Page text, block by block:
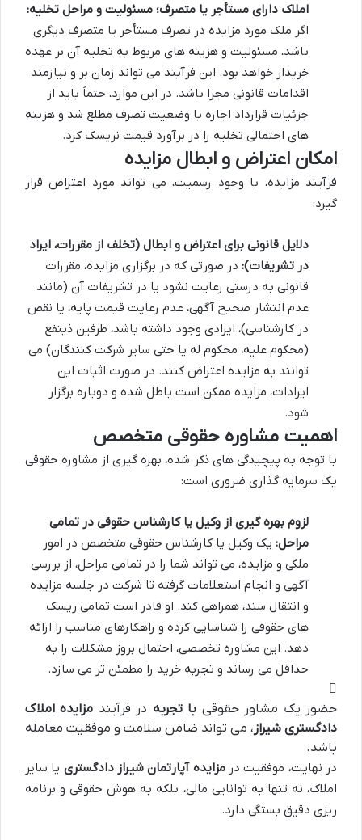
املاک دارای مستأجر یا متصرف؛ مسئولیت و مراحل تخلیه:
اگر ملک مورد مزایده در تصرف مستأجر یا متصرف دیگری
باشد، مسئولیت و هزینه های مربوط به تخلیه آن بر عهده
خریدار خواهد بود. این فرآیند می تواند زمان بر و نیازمند
اقدامات قانونی مجزا باشد. در این موارد، حتماً باید از
جزئیات قرارداد اجاره یا وضعیت تصرف مطلع شد و هزینه
های احتمالی تخلیه را در برآورد قیمت نریسک کرد.
امکان اعتراض و ابطال مزایده
فرآیند مزایده، با وجود رسمیت، می تواند مورد اعتراض قرار
گیرد:
دلایل قانونی برای اعتراض و ابطال (تخلف از مقررات، ایراد
در تشریفات): در صورتی که در برگزاری مزایده، مقررات
قانونی به درستی رعایت نشود یا در تشریفات آن (مانند
عدم انتشار صحیح آگهی، عدم رعایت قیمت پایه، یا نقص
در کارشناسی)، ایرادی وجود داشته باشد، طرفین ذینفع
(محکوم علیه، محکوم له یا حتی سایر شرکت کنندگان) می
توانند به مزایده اعتراض کنند. در صورت اثبات این
ایرادات، مزایده ممکن است باطل شده و دوباره برگزار
شود.
اهمیت مشاوره حقوقی متخصص
با توجه به پیچیدگی های ذکر شده، بهره گیری از مشاوره حقوقی
یک سرمایه گذاری ضروری است:
لزوم بهره گیری از وکیل یا کارشناس حقوقی در تمامی
مراحل: یک وکیل یا کارشناس حقوقی متخصص در امور
ملکی و مزایده، می تواند شما را در تمامی مراحل، از بررسی
آگهی و انجام استعلامات گرفته تا شرکت در جلسه مزایده
و انتقال سند، همراهی کند. او قادر است تمامی ریسک
های حقوقی را شناسایی کرده و راهکارهای مناسب را ارائه
دهد. این مشاوره تخصصی، احتمال بروز مشکلات را به
حداقل می رساند و تجربه خرید را مطمئن تر می سازد.
حضور یک مشاور حقوقی با تجربه در فرآیند مزایده املاک
دادگستری شیراز ، می تواند ضامن سلامت و موفقیت معامله
باشد.
در نهایت، موفقیت درمزایده آپارتمان شیراز دادگستری یا سایر
املاک، نه تنها به توانایی مالی، بلکه به هوش حقوقی و برنامه
ریزی دقیق بستگی دارد.